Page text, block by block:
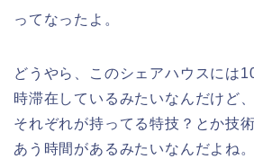
ってなったよ。
どうやら、このシェアハウスには
時滞在しているみたいなんだけど
それぞれが持ってる特技？とか技
あう時間があるみたいなんだよね。